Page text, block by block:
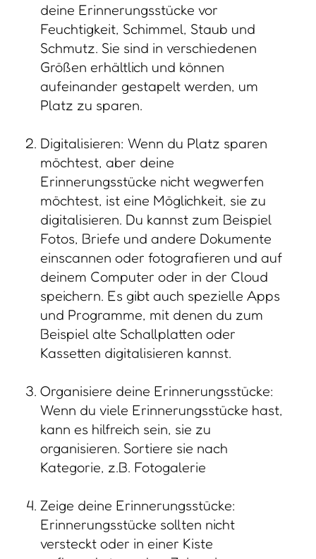
deine Erinnerungsstücke vor
Feuchtigkeit, Schimmel, Staub und
Schmutz. Sie sind in verschiedenen
Größen erhältlich und können
aufeinander gestapelt werden, um
Platz zu sparen.
Digitalisieren: Wenn du Platz sparen
möchtest, aber deine
Erinnerungsstücke nicht wegwerfen
möchtest, ist eine Möglichkeit, sie zu
digitalisieren. Du kannst zum Beispiel
Fotos, Briefe und andere Dokumente
einscannen oder fotografieren und auf
deinem Computer oder in der Cloud
speichern. Es gibt auch spezielle Apps
und Programme, mit denen du zum
Beispiel alte Schallplatten oder
Kassetten digitalisieren kannst.
Organisiere deine Erinnerungsstücke:
Wenn du viele Erinnerungsstücke hast,
kann es hilfreich sein, sie zu
organisieren. Sortiere sie nach
Kategorie, z.B. Fotogalerie
Zeige deine Erinnerungsstücke:
Erinnerungsstücke sollten nicht
versteckt oder in einer Kiste